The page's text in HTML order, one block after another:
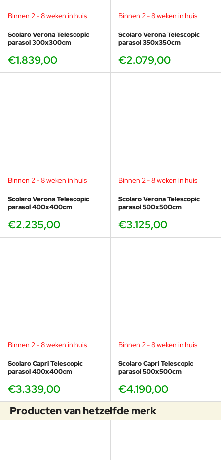
Binnen 2 - 8 weken in huis
Scolaro Verona Telescopic
parasol 300x300cm
€1.839,00
Binnen 2 - 8 weken in huis
Scolaro Verona Telescopic
parasol 350x350cm
€2.079,00
Binnen 2 - 8 weken in huis
Scolaro Verona Telescopic
parasol 400x400cm
€2.235,00
Binnen 2 - 8 weken in huis
Scolaro Verona Telescopic
parasol 500x500cm
€3.125,00
Binnen 2 - 8 weken in huis
Scolaro Capri Telescopic
parasol 400x400cm
€3.339,00
Binnen 2 - 8 weken in huis
Scolaro Capri Telescopic
parasol 500x500cm
€4.190,00
Producten van hetzelfde merk